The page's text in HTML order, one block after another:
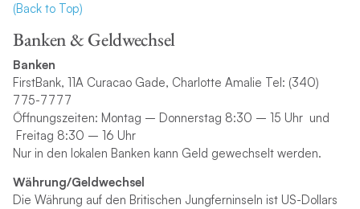
(Back to Top)
Banken & Geldwechsel
Banken
FirstBank, 11A Curacao Gade, Charlotte Amalie Tel: (340)
775-7777
Öffnungszeiten: Montag – Donnerstag 8:30 – 15 Uhr und
Freitag 8:30 – 16 Uhr
Nur in den lokalen Banken kann Geld gewechselt werden.
Währung/Geldwechsel
Die Währung auf den Britischen Jungferninseln ist US-Dollars